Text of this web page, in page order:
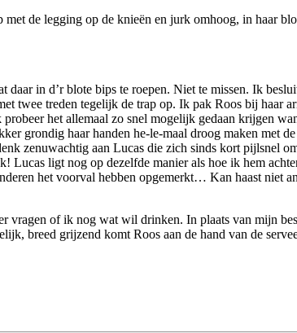
met de legging op de knieën en jurk omhoog, in
in d’r blote bips te roepen. Niet te missen. Ik
twee treden tegelijk de trap op. Ik pak Roos bij haar
het allemaal zo snel mogelijk gedaan krijgen
grondig haar handen he-le-maal droog maken met
zenuwachtig aan Lucas die zich sinds kort pijlsnel
Lucas ligt nog op dezelfde manier als hoe ik hem
het voorval hebben opgemerkt… Kan haast niet
vragen of ik nog wat wil drinken. In plaats van mijn
breed grijzend komt Roos aan de hand van de